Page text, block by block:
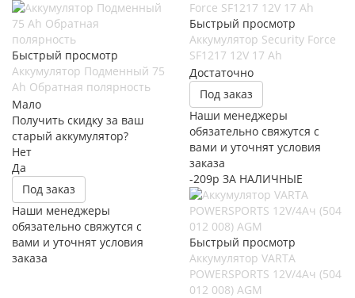
Быстрый просмотр
Аккумулятор Подменный 75
Ah Обратная полярность
Мало
Получить скидку за ваш
старый аккумулятор?
Нет
Да
Под заказ
Наши менеджеры
обязательно свяжутся с
вами и уточнят условия
заказа
Быстрый просмотр
Аккумулятор Security Force
SF1217 12V 17 Ah
Достаточно
Под заказ
Наши менеджеры
обязательно свяжутся с
вами и уточнят условия
заказа
-209р ЗА НАЛИЧНЫЕ
Быстрый просмотр
Аккумулятор VARTA
POWERSPORTS 12V/4Ач (504
012 008) AGM